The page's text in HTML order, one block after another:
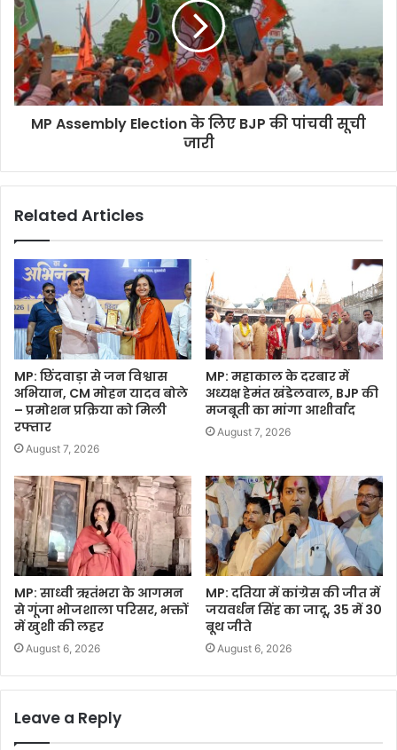
MP Assembly Election के लिए BJP की पांचवी सूची
जारी
Related Articles
MP: छिंदवाड़ा से जन विश्वास
अभियान, CM मोहन यादव बोले
– प्रमोशन प्रक्रिया को मिली
रफ्तार
August 7, 2026
MP: महाकाल के दरबार में
अध्यक्ष हेमंत खंडेलवाल, BJP की
मजबूती का मांगा आशीर्वाद
August 7, 2026
MP: साध्वी ऋतंभरा के आगमन
से गूंजा भोजशाला परिसर, भक्तों
में खुशी की लहर
August 6, 2026
MP: दतिया में कांग्रेस की जीत में
जयवर्धन सिंह का जादू, 35 में 30
बूथ जीते
August 6, 2026
Leave a Reply